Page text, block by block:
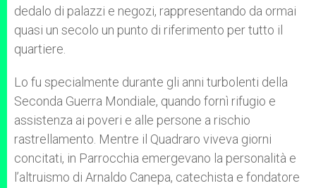
dedalo di palazzi e negozi, rappresentando da ormai
quasi un secolo un punto di riferimento per tutto il
quartiere.
Lo fu specialmente durante gli anni turbolenti della
Seconda Guerra Mondiale, quando fornì rifugio e
assistenza ai poveri e alle persone a rischio
rastrellamento. Mentre il Quadraro viveva giorni
concitati, in Parrocchia emergevano la personalità e
l’altruismo di Arnaldo Canepa, catechista e fondatore